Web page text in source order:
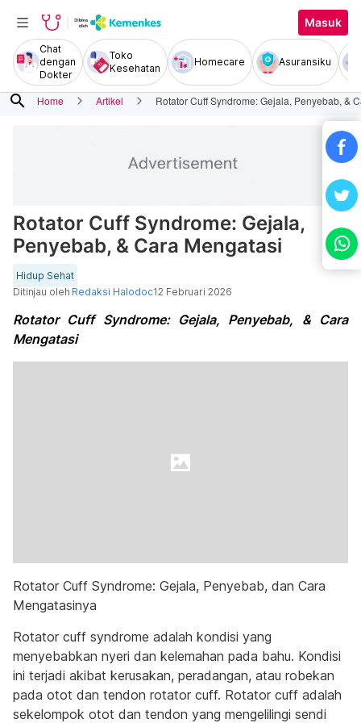
Masuk
Chat
dengan
Dokter
Toko
Kesehatan
Homecare Asuransiku
search Home Artikel Rotator Cuff Syndrome: Gejala, Penyebab, &
Rotator Cuff Syndrome: Gejala,
Penyebab, & Cara Mengatasi
Hidup Sehat
Ditinjau oleh Redaksi Halodoc12 Februari 2026
Rotator Cuff Syndrome: Gejala, Penyebab, & Cara
Mengatasi
Rotator Cuff Syndrome: Gejala, Penyebab, dan Cara
Mengatasinya
Rotator cuff syndrome adalah kondisi yang
menyebabkan nyeri dan kelemahan pada bahu. Kondisi
ini terjadi akibat kerusakan, peradangan, atau robekan
pada otot dan tendon rotator cuff. Rotator cuff adalah
sekelompok otot dan tendon yang mengelilingi sendi